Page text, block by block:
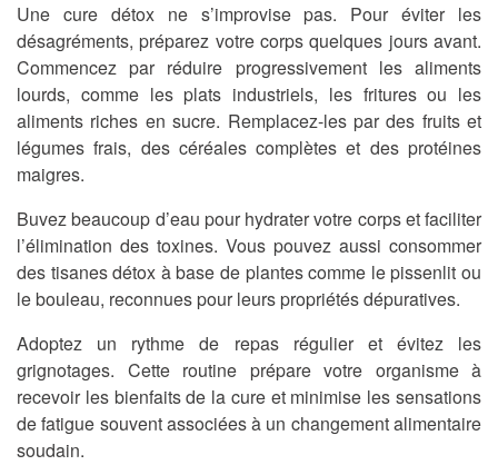
Une cure détox ne s’improvise pas. Pour éviter les
désagréments, préparez votre corps quelques jours avant.
Commencez par réduire progressivement les aliments
lourds, comme les plats industriels, les fritures ou les
aliments riches en sucre. Remplacez-les par des fruits et
légumes frais, des céréales complètes et des protéines
maigres.
Buvez beaucoup d’eau pour hydrater votre corps et faciliter
l’élimination des toxines. Vous pouvez aussi consommer
des tisanes détox à base de plantes comme le pissenlit ou
le bouleau, reconnues pour leurs propriétés dépuratives.
Adoptez un rythme de repas régulier et évitez les
grignotages. Cette routine prépare votre organisme à
recevoir les bienfaits de la cure et minimise les sensations
de fatigue souvent associées à un changement alimentaire
soudain.